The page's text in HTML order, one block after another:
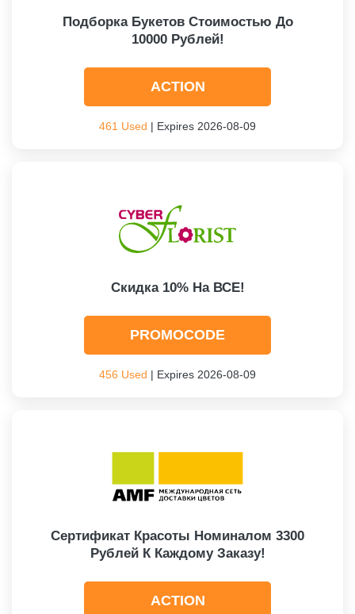
Подборка Букетов Стоимостью До
10000 Рублей!
ACTION
461 Used | Expires 2026-08-09
Скидка 10% На ВСЕ!
PROMOCODE
456 Used | Expires 2026-08-09
Сертификат Красоты Номиналом 3300
Рублей К Каждому Заказу!
ACTION